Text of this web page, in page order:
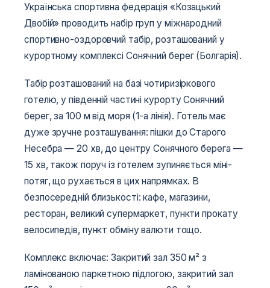
Українська спортивна федерація «Козацький
Двобій» проводить набір груп у міжнародний
спортивно-оздоровчий табір, розташований у
курортному комплексі Сонячний берег (Болгарія).
Табір розташований на базі чотиризіркового
готелю, у південній частині курорту Сонячний
берег, за 100 м від моря (1-а лінія). Готель має
дуже зручне розташування: пішки до Старого
Несебра — 20 хв, до центру Сонячного берега —
15 хв, також поруч із готелем зупиняється міні-
потяг, що рухається в цих напрямках. В
безпосередній близькості: кафе, магазини,
ресторан, великий супермаркет, пункти прокату
велосипедів, пункт обміну валюти тощо.
Комплекс включає: Закритий зал 350 м² з
ламінованою паркетною підлогою, закритий зал